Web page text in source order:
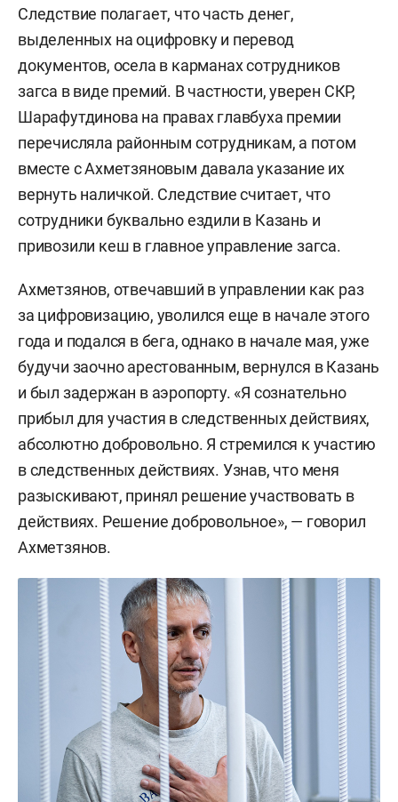
Следствие полагает, что часть денег,
выделенных на оцифровку и перевод
документов, осела в карманах сотрудников
загса в виде премий. В частности, уверен СКР,
Шарафутдинова на правах главбуха премии
перечисляла районным сотрудникам, а потом
вместе с Ахметзяновым давала указание их
вернуть наличкой. Следствие считает, что
сотрудники буквально ездили в Казань и
привозили кеш в главное управление загса.
Ахметзянов, отвечавший в управлении как раз
за цифровизацию, уволился еще в начале этого
года и подался в бега, однако в начале мая, уже
будучи заочно арестованным, вернулся в Казань
и был задержан в аэропорту. «Я сознательно
прибыл для участия в следственных действиях,
абсолютно добровольно. Я стремился к участию
в следственных действиях. Узнав, что меня
разыскивают, принял решение участвовать в
действиях. Решение добровольное», — говорил
Ахметзянов.